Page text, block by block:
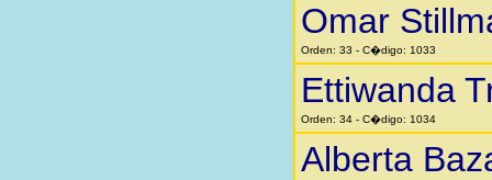
Omar
Orden: 33 - C�digo: 1033
Ettiwanda
Orden: 34 - C�digo: 1034
Alberta